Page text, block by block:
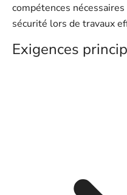
compétences
sécurité lors de travaux
Exigences